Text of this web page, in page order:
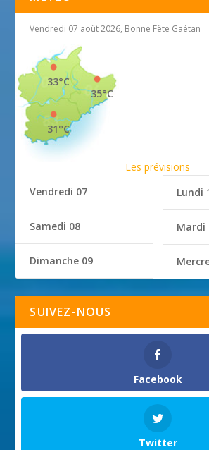
Vendredi 07 août 2026, Bonne Fête Gaétan
35°C
33°C
31°C
Les prévisions
Vendredi 07
Samedi 08
Dimanche 09
Lundi
Mardi
SUIVEZ-NOUS
Facebook
Twitter